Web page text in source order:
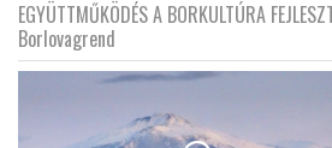
EGYÜTTMŰKÖDÉS A BORKULTÚRA
Borlovagrend